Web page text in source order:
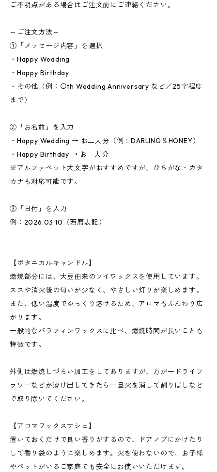
ご不明点がある場合はご注文前にご連絡ください。
～ご注文方法～
①「メッセージ内容」を選択
・Happy Wedding
・Happy Birthday
・その他（例：〇th Wedding Anniversary など／25字程度
まで）
②「お名前」を入力
・Happy Wedding → お二人分（例：DARLING＆HONEY）
・Happy Birthday → お一人分
※アルファベット大文字がおすすめですが、ひらがな・カタ
カナも対応可能です。
③「日付」を入力
例：2026.03.10（西暦表記）
【ボタニカルキャンドル】
燃焼部分には、大豆由来のソイワックスを使用しています。
ススや消火後の匂いが少なく、やさしい灯りが楽しめます。
また、低い温度でゆっくり溶けるため、アロマもふんわり広
がります。
一般的なパラフィンワックスに比べ、燃焼時間が長いことも
特徴です。
外側は燃焼しづらい加工をしてありますが、万が一ドライフ
ラワーなどが溶け出してきたら一旦火を消して割りばしなど
で取り除いてください。
【アロマワックスサシェ】
置いておくだけで良い香りがするので、ドアノブにかけたり
して香り袋のように楽しめます。火を使わないので、お子様
やペットがいるご家庭でも安全にお使いいただけます。